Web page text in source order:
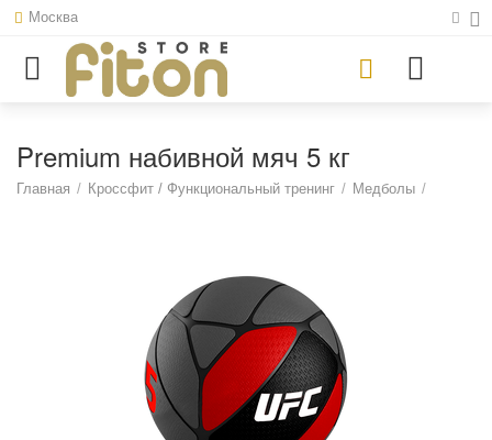
Москва
Premium набивной мяч 5 кг
Главная / Кроссфит / Функциональный тренинг / Медболы /